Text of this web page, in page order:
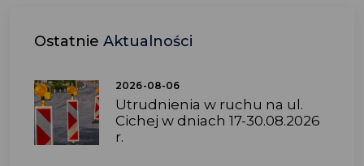
Ostatnie Aktualności
2026-08-06
Utrudnienia w ruchu na ul.
Cichej w dniach 17-30.08.2026
r.